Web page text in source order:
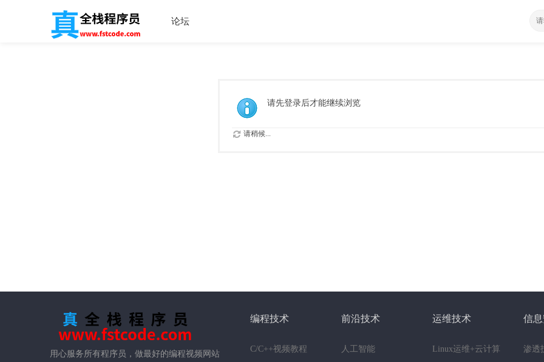
论坛
请先登录后才能继续浏览
请稍候...
用心服务所有程序员，做最好的编程视频网站
编程技术
C/C++视频教程
前沿技术
人工智能
运维技术
Linux运维+云计算
信
渗透